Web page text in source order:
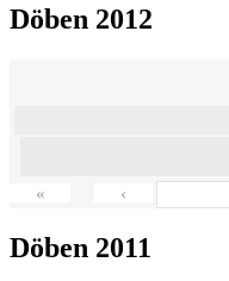
Döben 2012
« ‹
Döben 2011